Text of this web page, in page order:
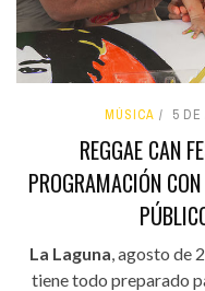
MÚSICA 5 DE
REGGAE CAN
PROGRAMACIÓN
La Laguna, agosto de
tiene todo preparado